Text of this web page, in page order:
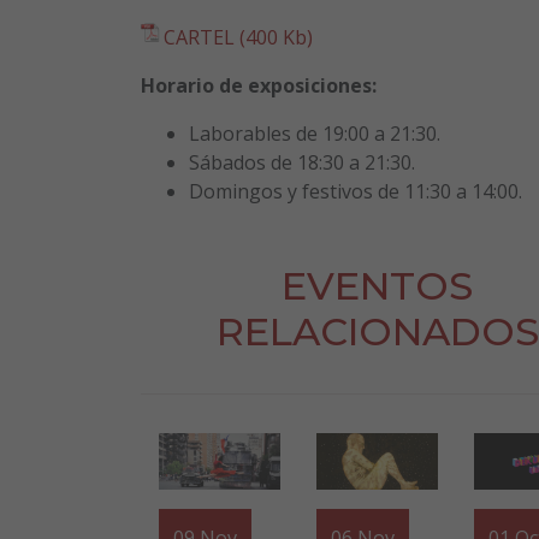
CARTEL (400 Kb)
Horario de exposiciones:
Laborables de 19:00 a 21:30.
Sábados de 18:30 a 21:30.
Domingos y festivos de 11:30 a 14:00.
EVENTOS
RELACIONADOS